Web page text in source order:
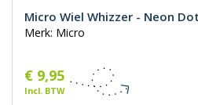
Micro Wiel Whizzer - Neon
Merk: Micro
€ 9,95
Incl. BTW